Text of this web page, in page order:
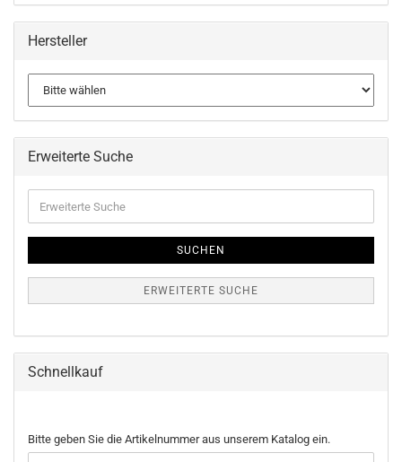
Hersteller
Erweiterte Suche
Suche
SUCHEN
ERWEITERTE SUCHE
Schnellkauf
BITTE
GEBEN
Bitte geben Sie die Artikelnummer aus unserem Katalog ein.